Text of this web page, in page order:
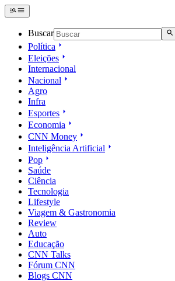
Buscar
Política
Eleições
Internacional
Nacional
Agro
Infra
Esportes
Economia
CNN Money
Inteligência Artificial
Pop
Saúde
Ciência
Tecnologia
Lifestyle
Viagem & Gastronomia
Review
Auto
Educação
CNN Talks
Fórum CNN
Blogs CNN